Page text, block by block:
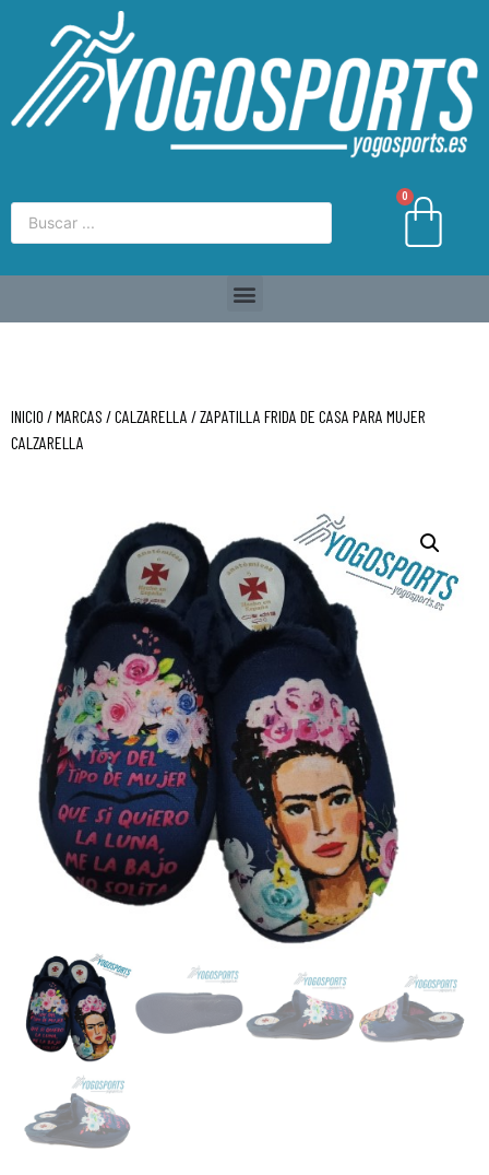
0
INICIO /MARCAS /CALZARELLA / ZAPATILLA FRIDA DE CASA PARA MUJER
CALZARELLA